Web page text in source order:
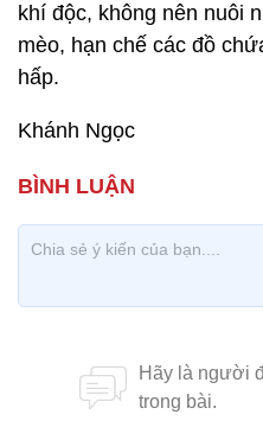
khí độc, không nên nuôi
mèo, hạn chế các đồ
hấp.
Khánh Ngọc